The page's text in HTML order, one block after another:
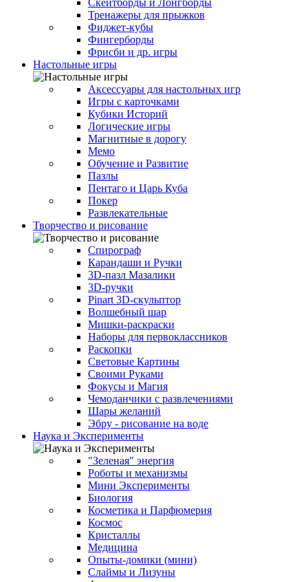
Скейтборды и Лонгборды
Тренажеры для прыжков
Фиджет-кубы
Фингерборды
Фрисби и др. игры
Настольные игры
Аксессуары для настольных игр
Игры с карточками
Кубики Историй
Логические игры
Магнитные в дорогу
Мемо
Обучение и Развитие
Пазлы
Пентаго и Царь Куба
Покер
Развлекательные
Творчество и рисование
Спирограф
Карандаши и Ручки
3D-пазл Мазалики
3D-ручки
Pinart 3D-скульптор
Волшебный шар
Мишки-раскраски
Наборы для первоклассников
Раскопки
Световые Картины
Своими Руками
Фокусы и Магия
Чемоданчики с развлечениями
Шары желаний
Эбру - рисование на воде
Наука и Эксперименты
"Зеленая" энергия
Роботы и механизмы
Мини Эксперименты
Биология
Косметика и Парфюмерия
Космос
Кристаллы
Медицина
Опыты-домики (мини)
Слаймы и Лизуны